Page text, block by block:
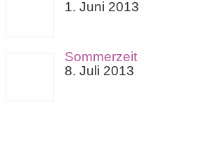
1. Juni 2013
Sommerzeit
8. Juli 2013